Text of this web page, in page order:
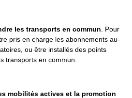
les transports en commun . Pour
pris en charge les abonnements au-
ou être installés des points
transports en commun.
mobilités actives et la promotion